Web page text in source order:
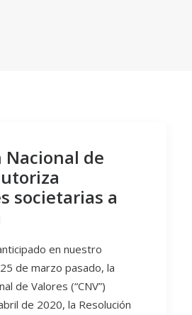
Nacional de
societarias a
en nuestro
de marzo pasado, la
de Valores (“CNV”)
de 2020, la Resolución